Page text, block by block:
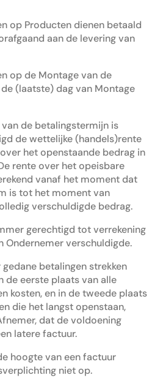
op Producten dienen betaald
aan de levering van
op de Montage van de
(laatste) dag van Montage
de betalingstermijn is
de wettelijke (handels)rente
over het openstaande bedrag in
rente over het opeisbare
vanaf het moment dat
is tot het moment van
verschuldigde bedrag.
gerechtigd tot verrekening
Ondernemer verschuldigde.
betalingen strekken
de eerste plaats van alle
kosten, en in de tweede plaats
die het langst openstaan,
dat de voldoening
latere factuur.
hoogte van een factuur
niet op.